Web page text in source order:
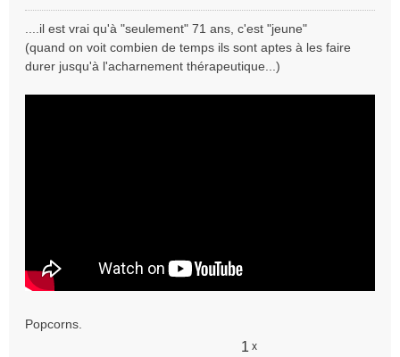
s
s
a
....il est vrai qu'à "seulement" 71 ans, c'est "jeune"
(quand on voit combien de temps ils sont aptes à les faire
durer jusqu'à l'acharnement thérapeutique...)
Popcorns.
1 x